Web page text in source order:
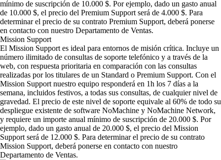
mínimo de suscripción de 10.000 $. Por ejemplo, dado un gasto anual
de 10.000 $, el precio del Premium Support será de 4.000 $. Para
determinar el precio de su contrato Premium Support, deberá ponerse
en contacto con nuestro Departamento de Ventas.
Mission Support
El Mission Support es ideal para entornos de misión crítica. Incluye un
número ilimitado de consultas de soporte telefónico y a través de la
web, con respuesta prioritaria en comparación con las consultas
realizadas por los titulares de un Standard o Premium Support. Con el
Mission Support nuestro equipo responderá en 1h los 7 días a la
semana, incluidos festivos, a todas sus consultas, de cualquier nivel de
gravedad. El precio de este nivel de soporte equivale al 60% de todo su
despliegue existente de software NoMachine y NoMachine Network,
y requiere un importe anual mínimo de suscripción de 20.000 $. Por
ejemplo, dado un gasto anual de 20.000 $, el precio del Mission
Support será de 12.000 $. Para determinar el precio de su contrato
Mission Support, deberá ponerse en contacto con nuestro
Departamento de Ventas.